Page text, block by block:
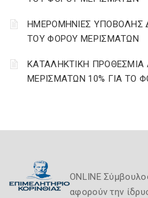
ΗΜΕΡΟΜΗΝΙΕΣ ΥΠΟΒΟΛΗΣ
ΤΟΥ ΦΟΡΟΥ ΜΕΡΙΣΜΑΤΩΝ
ΚΑΤΑΛΗΚΤΙΚΗ
ΜΕΡΙΣΜΑΤΩΝ 10% ΓΙΑ ΤΟ
ONLINE
αφορούν την